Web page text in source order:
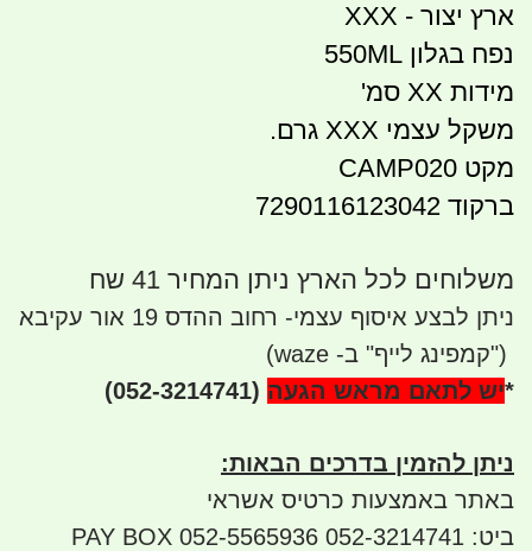
ארץ יצור - XXX
נפח בגלון 550ML
מידות XX סמ'
משקל עצמי XXX גרם.
מקט CAMP020
ברקוד 7290116123042
משלוחים לכל הארץ ניתן המחיר 41 שח
ניתן לבצע איסוף עצמי- רחוב ההדס 19 אור עקיבא
")קמפינג לייף" ב- waze)
*יש לתאם מראש הגעה (052-3214741)
ניתן להזמין בדרכים הבאות:
באתר באמצעות כרטיס אשראי
ביט: 052-3214741 052-5565936 PAY BOX